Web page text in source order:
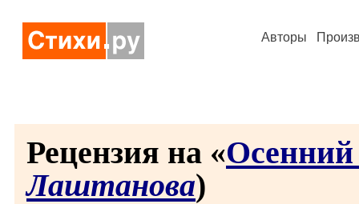
Авторы
Рецензия на «Осенний
Лаштанова)